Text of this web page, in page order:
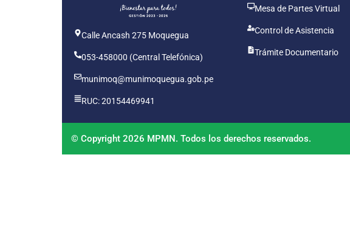
Calle Ancash 275 Moquegua
053-458000 (Central Telefónica)
munimoq@munimoquegua.gob.pe
RUC: 20154469941
Mesa de Partes Virtual
Control de Asistencia
Trámite Documentario
© Copyright 2026 MPMN. Todos los derechos reservados.